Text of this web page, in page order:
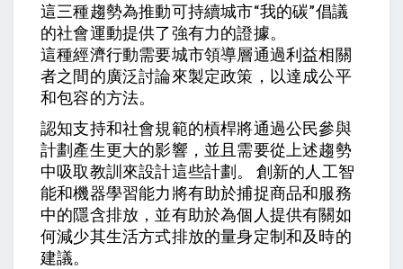
這三種趨勢為推動可持續城市“我的碳”倡議
的社會運動提供了強有力的證據。
這種經濟行動需要城市領導層通過利益相關
者之間的廣泛討論來製定政策，以達成公平
和包容的方法。
認知支持和社會規範的槓桿將通過公民參與
計劃產生更大的影響，並且需要從上述趨勢
中吸取教訓來設計這些計劃。 創新的人工智
能和機器學習能力將有助於捕捉商品和服務
中的隱含排放，並有助於為個人提供有關如
何減少其生活方式排放的量身定制和及時的
建議。